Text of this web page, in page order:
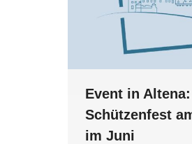
Event in
Schützenfest
im Juni